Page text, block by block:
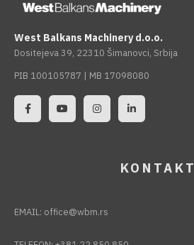
West Balkans Machinery d.o.o.
Dositejeva 39, 22310 Šimanovci, Srbija
PIB 100105787 | MB 17098080
KONTAKT
EMAIL: office@wbm.rs